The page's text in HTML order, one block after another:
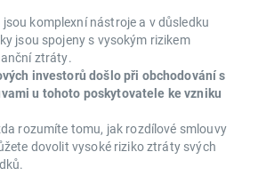
komplexní nástroje a v důsledku
jsou spojeny s vysokým rizikem
ztráty.
investorů došlo při obchodování s
u tohoto poskytovatele ke vzniku
rozumíte tomu, jak rozdílové smlouvy
dovolit vysoké riziko ztráty svých